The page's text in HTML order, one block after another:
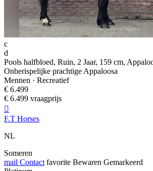
c
d
Pools halfbloed, Ruin, 2 Jaar, 159 cm,
Onberispelijke prachtige Appaloosa
Mennen · Recreatief
€ 6.499
€ 6.499 vraagprijs

F.T Horses
NL
Someren
mail Contact favorite Bewaren Gemarkeerd